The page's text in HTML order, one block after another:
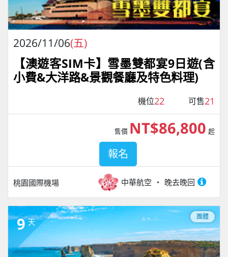
2026/11/06(五)
【澳遊客SIM卡】雪墨雙都宴9日遊(含
小費&大洋路&景觀餐廳及特色料理)
機位22 可售21
桃園國際機場 中華航空 晚去晚回
售價 NT$86,800 起
報名
9 天
團體